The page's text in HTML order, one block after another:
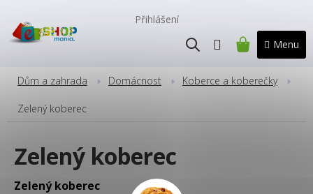
obsah
Přihlášení
NÁKUPNÍ
Dům a zahrada Domácnost Koberce a koberečky
Zelený koberec
Zelený koberec
Zelený koberec